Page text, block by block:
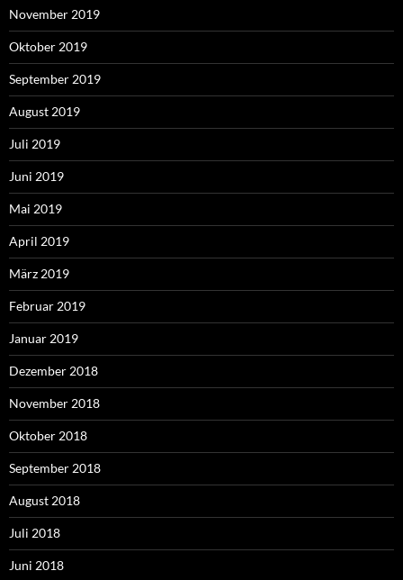
November 2019
Oktober 2019
September 2019
August 2019
Juli 2019
Juni 2019
Mai 2019
April 2019
März 2019
Februar 2019
Januar 2019
Dezember 2018
November 2018
Oktober 2018
September 2018
August 2018
Juli 2018
Juni 2018